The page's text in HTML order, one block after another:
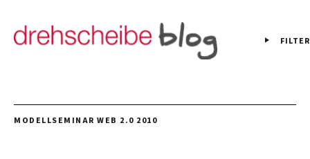
FILTER
MODELLSEMINAR WEB 2.0 2010